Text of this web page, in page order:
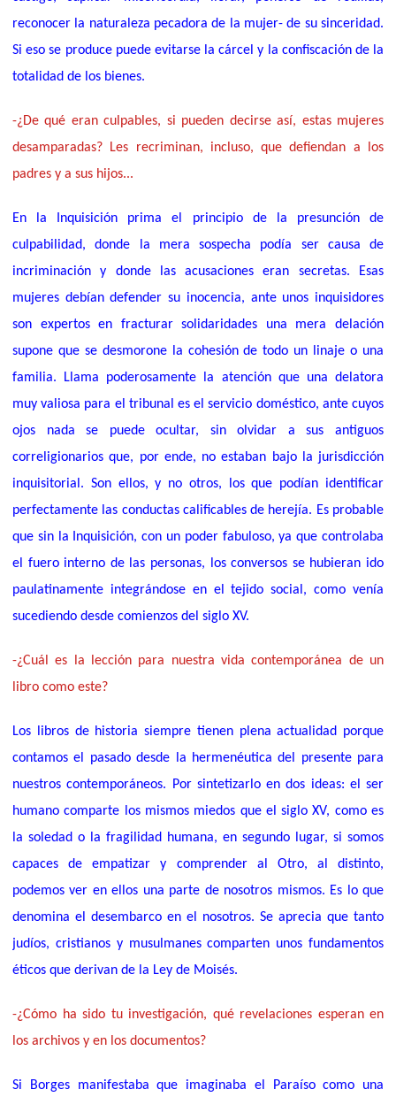
reconocer la naturaleza pecadora de la mujer- de su sinceridad.
Si eso se produce puede evitarse la cárcel y la confiscación de la
totalidad de los bienes.
-¿De qué eran culpables, si pueden decirse así, estas mujeres
desamparadas? Les recriminan, incluso, que defiendan a los
padres y a sus hijos...
En la Inquisición prima el principio de la presunción de
culpabilidad, donde la mera sospecha podía ser causa de
incriminación y donde las acusaciones eran secretas. Esas
mujeres debían defender su inocencia, ante unos inquisidores
son expertos en fracturar solidaridades una mera delación
supone que se desmorone la cohesión de todo un linaje o una
familia. Llama poderosamente la atención que una delatora
muy valiosa para el tribunal es el servicio doméstico, ante cuyos
ojos nada se puede ocultar, sin olvidar a sus antiguos
correligionarios que, por ende, no estaban bajo la jurisdicción
inquisitorial. Son ellos, y no otros, los que podían identificar
perfectamente las conductas calificables de herejía. Es probable
que sin la Inquisición, con un poder fabuloso, ya que controlaba
el fuero interno de las personas, los conversos se hubieran ido
paulatinamente integrándose en el tejido social, como venía
sucediendo desde comienzos del siglo XV.
-¿Cuál es la lección para nuestra vida contemporánea de un
libro como este?
Los libros de historia siempre tienen plena actualidad porque
contamos el pasado desde la hermenéutica del presente para
nuestros contemporáneos. Por sintetizarlo en dos ideas: el ser
humano comparte los mismos miedos que el siglo XV, como es
la soledad o la fragilidad humana, en segundo lugar, si somos
capaces de empatizar y comprender al Otro, al distinto,
podemos ver en ellos una parte de nosotros mismos. Es lo que
denomina el desembarco en el nosotros. Se aprecia que tanto
judíos, cristianos y musulmanes comparten unos fundamentos
éticos que derivan de la Ley de Moisés.
-¿Cómo ha sido tu investigación, qué revelaciones esperan en
los archivos y en los documentos?
Si Borges manifestaba que imaginaba el Paraíso como una